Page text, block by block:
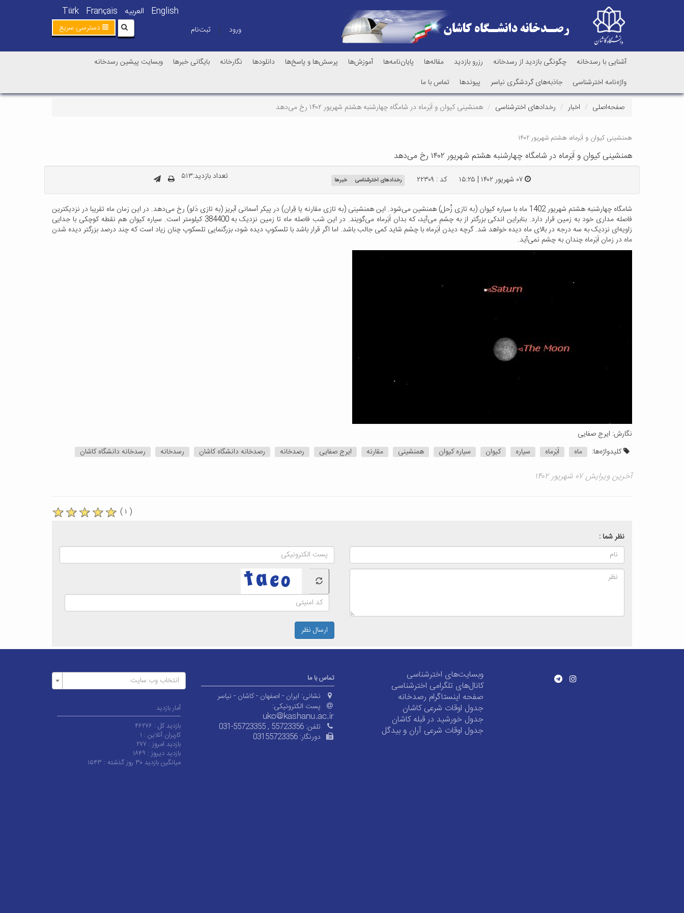
English العربیه Français
Türk
ورود | ثبت‌نام دسترسی سریع
آشنایی با رسدخانه چگونگی بازدید از رسدخانه رزرو بازدید مقاله‌ها پایان‌نامه‌ها آموزش‌ها پرسش‌ها و پاسخ‌ها دانلودها نگارخانه بایگانی خبرها
وبسایت پیشین رسدخانه
واژه‌نامه اخترشناسی
جاذبه‌های گردشگری نیاسر پیوندها تماس با ما
صفحه‌اصلی اخبار رخدادهای اخترشناسی همنشینی کیوان و اَبَرماه در شامگاه چهارشنبه هشتم شهریور ۱۴۰۲ رخ می‌دهد
همنشینی کیوان و اَبَرماه، هشتم شهریور ۱۴۰۲
همنشینی کیوان و اَبَرماه در شامگاه چهارشنبه هشتم شهریور ۱۴۰۲ رخ می‌دهد
۰۷ شهریور ۱۴۰۲ | ۱۵:۲۵ کد : ۲۲۳۰۹ رخدادهای اخترشناسی خبرها تعداد بازدید:۵۱۳
شامگاه چهارشنبه هشتم شهریور 1402 ماه با سیاره کیوان (به تازی زُحل) همنشین می‌شود. این همنشینی (به تازی مقارنه یا قِران) در پیکر آسمانی آبریز (به تازی دَلو) رخ می‌دهد. در این زمان ماه تقریبا در نزدیکترین
فاصله مداری خود به زمین قرار دارد. بنابراین اندکی بزرگتر از به چشم می‌آید، که بدان اَبَرماه می‌گویند. در این شب فاصله ماه تا زمین نزدیک به 384400 کیلومتر است. سیاره کیوان هم نقطه کوچکی با جدایی
زاویه‌ای نزدیک به سه درجه در بالای ماه دیده خواهد شد. گرچه دیدن اَبَرماه با چشم شاید کمی جالب باشد. اما اگر قرار باشد با تلسکوپ دیده شود، بزرگنمایی تلسکوپ چنان زیاد است که چند درصد بزرگتر دیده شدن
ماه در زمان اَبَرماه چندان به چشم نمی‌آید.
نگارش: ایرج صفایی
کلیدواژه‌ها:
ماه اَبَرماه سیاره کیوان سیاره کیوان همنشینی مقارنه ایرج صفایی رصدخانه رصدخانه دانشگاه کاشان رسدخانه رسدخانه دانشگاه کاشان
آخرین ویرایش ۰۷ شهریور ۱۴۰۲
( ۱ )
نظر شما :
ارسال نظر
وبسایت‌های اخترشناسی
کانال‌های تلگرامی اخترشناسی
صفحه اینستاگرام رصدخانه
جدول اوقات شرعی کاشان
جدول خورشید در قبله کاشان
جدول اوقات شرعی آران و بیدگل
تماس با ما
نشانی: ایران - اصفهان - کاشان - نیاسر
پست الکترونیکی:
تلفن: 031-55723355 , 55723356
دورنگار: 03155723356
انتخاب وب سایت
آمار بازدید
بازدید کل : ۴۶۲۷۶
کاربران آنلاین : ۱
بازدید امروز : ۲۷۷
بازدید دیروز : ۱۸۴۹
میانگین بازدید ۳۰ روز گذشته :
۱۵۴۳